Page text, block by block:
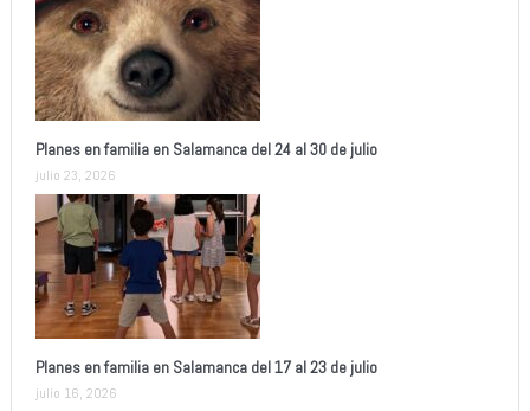
Planes en familia en Salamanca del 24 al 30 de julio
julio 23, 2026
Planes en familia en Salamanca del 17 al 23 de julio
julio 16, 2026